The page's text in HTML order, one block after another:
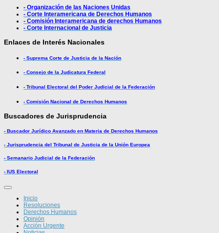
- Organización de las Naciones Unidas
- Corte Interamericana de Derechos Humanos
- Comisión Interamericana de derechos Humanos
- Corte Internacional de Justicia
Enlaces de Interés Nacionales
- Suprema Corte de Justicia de la Nación
- Consejo de la Judicatura Federal
- Tribunal Electoral del Poder Judicial de la Federación
- Comisión Nacional de Derechos Humanos
Buscadores de Jurisprudencia
- Buscador Jurídico Avanzado en Materia de Derechos Humanos
- Jurisprudencia del Tribunal de Justicia de la Unión Europea
- Semanario Judicial de la Federación
- IUS Electoral
Inicio
Resoluciones
Derechos Humanos
Opinión
Acción Urgente